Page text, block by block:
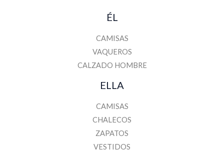
ÉL
CAMISAS
VAQUEROS
CALZADO HOMBRE
ELLA
CAMISAS
CHALECOS
ZAPATOS
VESTIDOS